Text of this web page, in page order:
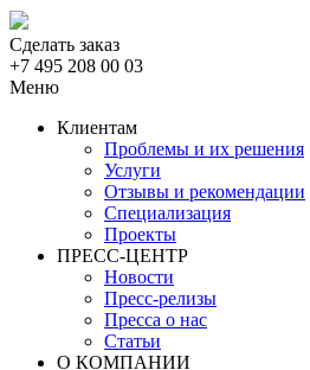
Сделать заказ
+7 495 208 00 03
Меню
Клиентам
Проблемы и их решения
Услуги
Отзывы и рекомендации
Специализация
Проекты
ПРЕСС-ЦЕНТР
Новости
Пресс-релизы
Пресса о нас
Статьи
О КОМПАНИИ